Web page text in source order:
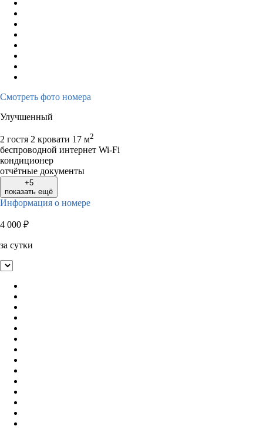
Смотреть фото номера
Улучшенный
2 гостя 2 кровати 17 м2
беспроводной интернет Wi-Fi
кондиционер
отчётные документы
+5
показать ещё
Информация о номере
4 000 ₽
за сутки